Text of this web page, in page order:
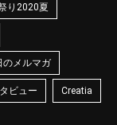
り2020夏
のメルマガ
ビュー Creatia